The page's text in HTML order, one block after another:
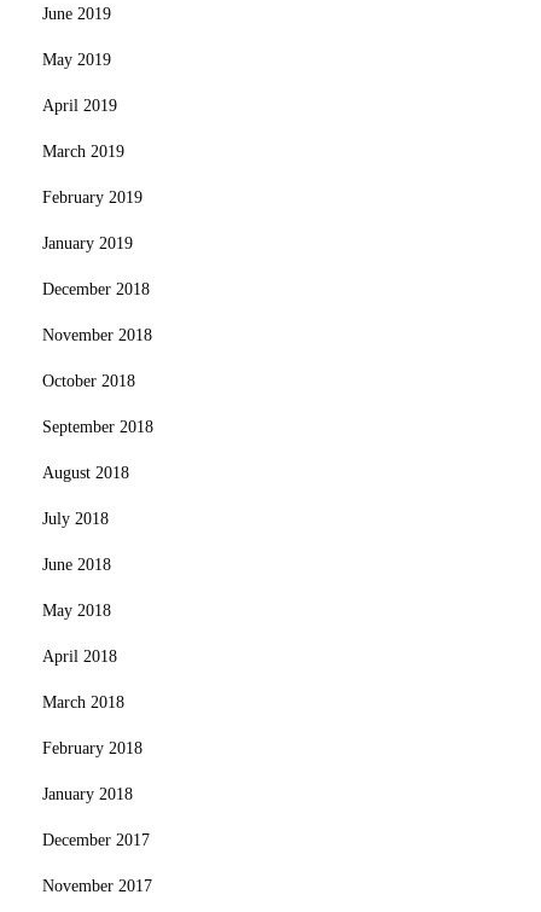
June 2019
May 2019
April 2019
March 2019
February 2019
January 2019
December 2018
November 2018
October 2018
September 2018
August 2018
July 2018
June 2018
May 2018
April 2018
March 2018
February 2018
January 2018
December 2017
November 2017